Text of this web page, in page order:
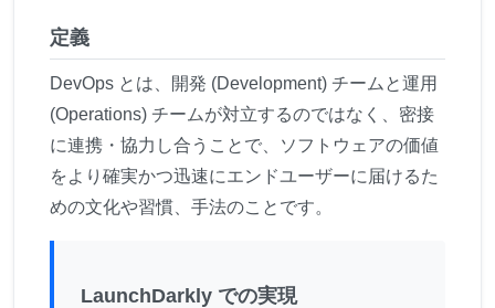
定義
DevOps とは、開発 (Development) チームと運用
(Operations) チームが対立するのではなく、密接
に連携・協力し合うことで、ソフトウェアの価値
をより確実かつ迅速にエンドユーザーに届けるた
めの文化や習慣、手法のことです。
LaunchDarkly での実現